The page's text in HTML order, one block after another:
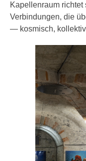
Kapellenraum
Verbindungen, die
— kosmisch,